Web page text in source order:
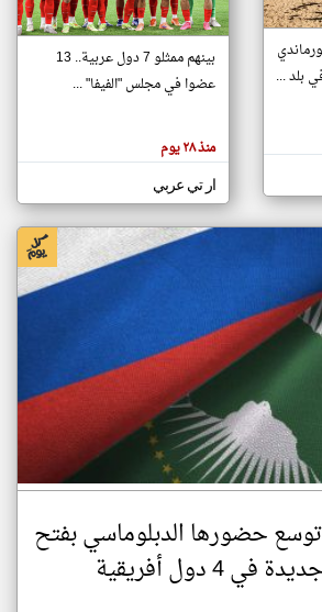
تغيير الدولة
اخبار جزر القمر على مدار الساعة
أهم اخبار جزر القمر العاجلة والمباشرة
بلد ...
بينهم ممثلو 7 دول عربية.. 13
عضوا في مجلس "الفيفا" ...
منذ ٢٨ يوم
ار تي عربي
حضورها الدبلوماسي بفتح
4 دول أفريقية
klyoum.com